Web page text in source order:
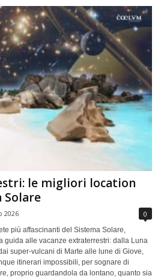
le migliori location
Solare
2026 0
più affascinanti del Sistema Solare,
guida alle vacanze extraterrestri: dalla Luna
super-vulcani di Marte alle lune di Giove,
itinerari impossibili, per sognare di
proprio guardandola da lontano, quanto sia